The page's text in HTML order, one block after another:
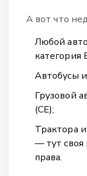
А вот что
Любой
категория
Автобусы
Грузовой
(CE);
Трактора
— тут
права.